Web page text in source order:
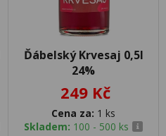
Ďábelský Krvesaj 0,5l
24%
249 Kč
Cena za: 1 ks
Skladem: 100 - 500 ks